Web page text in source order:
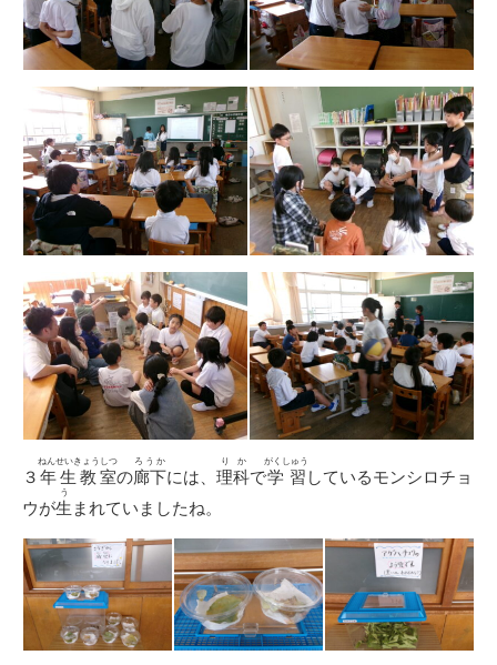
３ 年生教室
ねんせいきょうしつ
の廊下
ろうか
には、 理科
りか
で学習
がくしゅう
しているモンシロチョ
ウが生
う
まれていましたね。